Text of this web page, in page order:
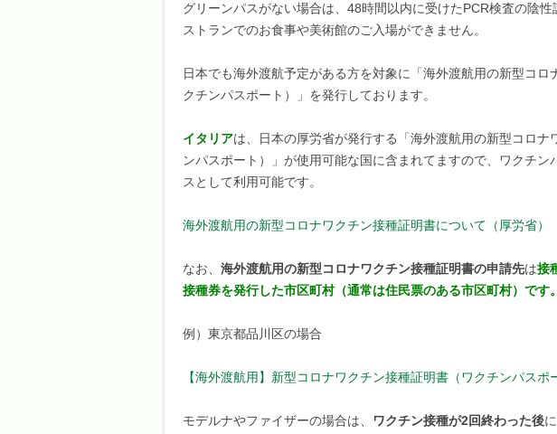
グリーンパスがない場合は、48時間以内に受けたPCR検査の陰
ストランでのお食事や美術館のご入場ができません。
日本でも海外渡航予定がある方を対象に「海外渡航用の新型コロ
クチンパスポート）」を発行しております。
イタリアは、日本の厚労省が発行する「海外渡航用の新型コロナ
ンパスポート）」が使用可能な国に含まれてますので、ワクチン
スとして利用可能です。
海外渡航用の新型コロナワクチン接種証明書について（厚労省）
なお、 海外渡航用の新型コロナワクチン接種証明書の申請先は接
接種券を発行した市区町村（通常は住民票のある市区町村）です。
例）東京都品川区の場合
【海外渡航用】新型コロナワクチン接種証明書（ワクチンパスポ
モデルナやファイザーの場合は、 ワクチン接種が2回終わった後